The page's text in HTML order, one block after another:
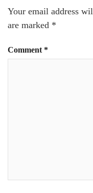
Your email address
are marked *
Comment *